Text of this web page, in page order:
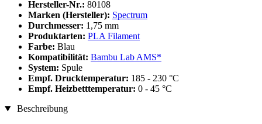
Hersteller-Nr.: 80108
Marken (Hersteller): Spectrum
Durchmesser: 1,75 mm
Produktarten: PLA Filament
Farbe: Blau
Kompatibilität: Bambu Lab AMS*
System: Spule
Empf. Drucktemperatur: 185 - 230 °C
Empf. Heizbetttemperatur: 0 - 45 °C
Beschreibung